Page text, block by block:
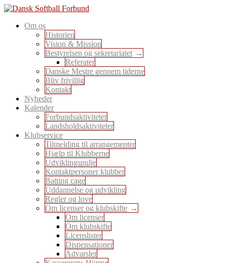
Skip
content
Dansk Softball Forbund
En sport for alle
Om os
Historien
Vision & Mission
Bestyrelsen og sekretariatet
Referater
Danske Mestre gennem tiderne
Bliv frivillig
Kontakt
Nyheder
Kalender
Forbundsaktiviteter
Landsholdsaktiviteter
Klubservice
Tilmelding til arrangementer
Hjælp til Klubberne
Udviklingspulje
Kontaktpersoner klubber
Batting cage
Uddannelse og udvikling
Regler og love
Om licenser og klubskifte
Om licenser
Om klubskifte
Licenslister
Dispensationer
Advarsler